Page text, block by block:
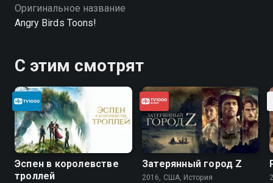
Оригинальное название
Angry Birds Toons!
С этим смотрят
Эспен в королевстве
троллей
Затерянный город Z
2016, США, История